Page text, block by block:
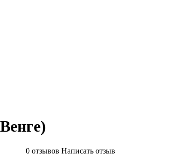
)
0 отзывов Написать отзыв